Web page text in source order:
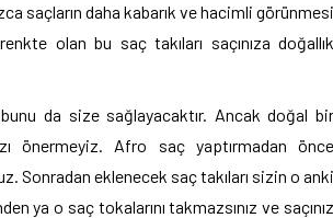
saçların daha kabarık ve hacimli görünmesi
olan bu saç takıları saçınıza doğallık
da size sağlayacaktır. Ancak doğal bir
önermeyiz. Afro saç yaptırmadan önce
eklenecek saç takıları sizin o anki
ya o saç tokalarını takmazsınız ve saçınız